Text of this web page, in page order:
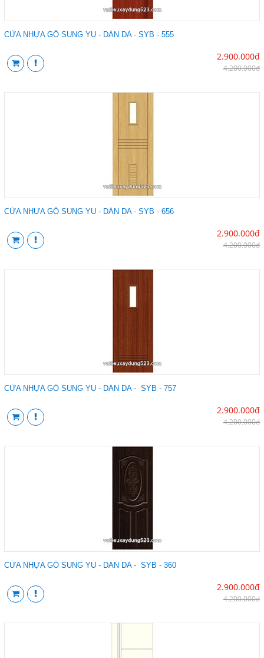
CỬA NHỰA GỖ SUNG YU - DÁN DA - SYB - 555
2.900.000đ
4.200.000đ
CỬA NHỰA GỖ SUNG YU - DÁN DA - SYB - 656
2.900.000đ
4.200.000đ
CỬA NHỰA GỖ SUNG YU - DÁN DA - SYB - 757
2.900.000đ
4.200.000đ
CỬA NHỰA GỖ SUNG YU - DÁN DA - SYB - 360
2.900.000đ
4.200.000đ